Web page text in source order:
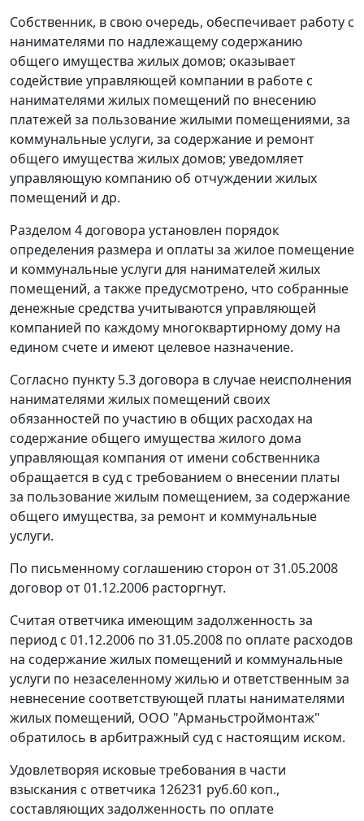
Собственник, в свою очередь, обеспечивает работу с
нанимателями по надлежащему содержанию
общего имущества жилых домов; оказывает
содействие управляющей компании в работе с
нанимателями жилых помещений по внесению
платежей за пользование жилыми помещениями, за
коммунальные услуги, за содержание и ремонт
общего имущества жилых домов; уведомляет
управляющую компанию об отчуждении жилых
помещений и др.
Разделом 4 договора установлен порядок
определения размера и оплаты за жилое помещение
и коммунальные услуги для нанимателей жилых
помещений, а также предусмотрено, что собранные
денежные средства учитываются управляющей
компанией по каждому многоквартирному дому на
едином счете и имеют целевое назначение.
Согласно пункту 5.3 договора в случае неисполнения
нанимателями жилых помещений своих
обязанностей по участию в общих расходах на
содержание общего имущества жилого дома
управляющая компания от имени собственника
обращается в суд с требованием о внесении платы
за пользование жилым помещением, за содержание
общего имущества, за ремонт и коммунальные
услуги.
По письменному соглашению сторон от 31.05.2008
договор от 01.12.2006 расторгнут.
Считая ответчика имеющим задолженность за
период с 01.12.2006 по 31.05.2008 по оплате расходов
на содержание жилых помещений и коммунальные
услуги по незаселенному жилью и ответственным за
невнесение соответствующей платы нанимателями
жилых помещений, ООО "Арманьстроймонтаж"
обратилось в арбитражный суд с настоящим иском.
Удовлетворяя исковые требования в части
взыскания с ответчика 126231 руб.60 коп.,
составляющих задолженность по оплате